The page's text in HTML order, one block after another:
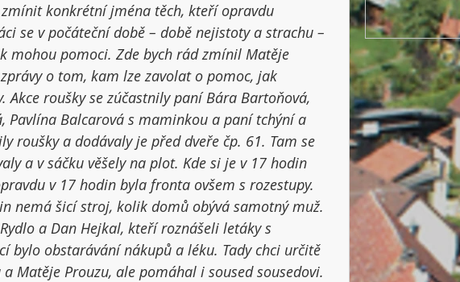
konkrétní jména těch, kteří opravdu
se v počáteční době – době nejistoty a strachu –
mohou pomoci. Zde bych rád zmínil Matěje
o tom, kam lze zavolat o pomoc, jak
Akce roušky se zúčastnily paní Bára Bartoňová,
Pavlína Balcarová s maminkou a paní tchýní a
roušky a dodávaly je před dveře čp. 61. Tam se
a v sáčku věšely na plot. Kde si je v 17 hodin
v 17 hodin byla fronta ovšem s rozestupy.
nemá šicí stroj, kolik domů obývá samotný muž.
a Dan Hejkal, kteří roznášeli letáky s
bylo obstarávání nákupů a léku. Tady chci určitě
Matěje Prouzu, ale pomáhal i soused sousedovi.